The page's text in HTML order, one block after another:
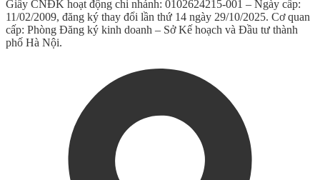
Giấy CNĐK hoạt động chi nhánh: 0102624215-001 – Ngày cấp:
11/02/2009, đăng ký thay đổi lần thứ 14 ngày 29/10/2025. Cơ quan
cấp: Phòng Đăng ký kinh doanh – Sở Kế hoạch và Đầu tư thành
phố Hà Nội.